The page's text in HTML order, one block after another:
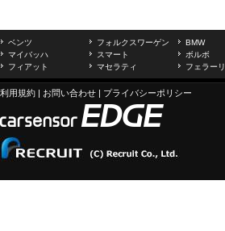
ベンツ フォルクスワーゲン BMW
マイバッハ
スマート ボルボ
フィアット
マセラティ フェラーリ
利用規約 | お問い合わせ | プライバシーポリシー